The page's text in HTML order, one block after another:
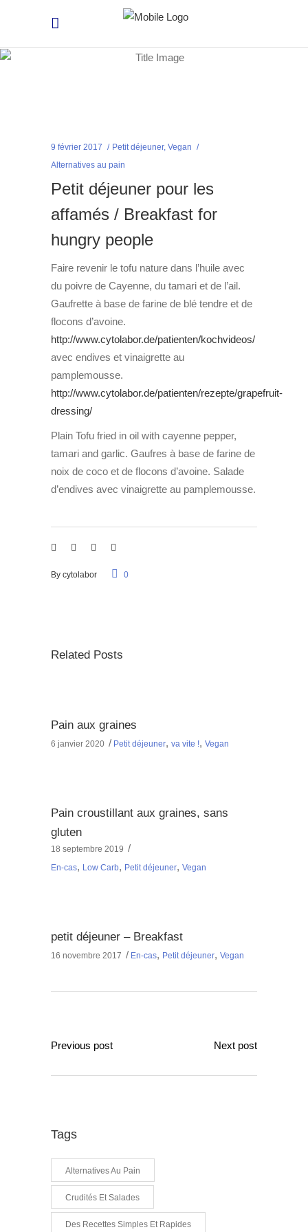
9 février 2017 Petit déjeuner, Vegan
Alternatives au pain
Petit déjeuner pour les
affamés / Breakfast for
hungry people
Faire revenir le tofu nature dans l’huile avec
du poivre de Cayenne, du tamari et de l’ail.
Gaufrette à base de farine de blé tendre et de
flocons d’avoine.
http://www.cytolabor.de/patienten/kochvideos/
avec endives et vinaigrette au
pamplemousse.
http://www.cytolabor.de/patienten/rezepte/grapefruit-
dressing/
Plain Tofu fried in oil with cayenne pepper,
tamari and garlic. Gaufres à base de farine de
noix de coco et de flocons d’avoine. Salade
d’endives avec vinaigrette au pamplemousse.
By cytolabor 0
Related Posts
Pain aux graines
6 janvier 2020 Petit déjeuner, va vite !, Vegan
Pain croustillant aux graines, sans
gluten
18 septembre 2019
En-cas, Low Carb, Petit déjeuner, Vegan
petit déjeuner – Breakfast
16 novembre 2017 En-cas, Petit déjeuner, Vegan
Previous post Next post
Tags
Alternatives Au Pain
Crudités Et Salades
Des Recettes Simples Et Rapides